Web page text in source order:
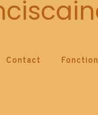
Contact